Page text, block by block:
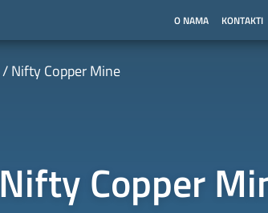
O NAMA KONTAKTI
Nifty Copper Mine
Nifty Copper